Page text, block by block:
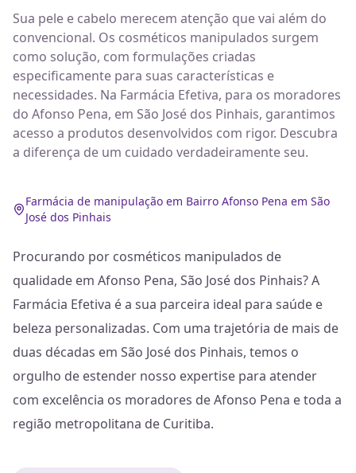
Sua pele e cabelo merecem atenção que vai além do
convencional. Os cosméticos manipulados surgem
como solução, com formulações criadas
especificamente para suas características e
necessidades. Na Farmácia Efetiva, para os moradores
do Afonso Pena, em São José dos Pinhais, garantimos
acesso a produtos desenvolvidos com rigor. Descubra
a diferença de um cuidado verdadeiramente seu.
Farmácia de manipulação em Bairro Afonso Pena em São
José dos Pinhais
Procurando por cosméticos manipulados de
qualidade em Afonso Pena, São José dos Pinhais? A
Farmácia Efetiva é a sua parceira ideal para saúde e
beleza personalizadas. Com uma trajetória de mais de
duas décadas em São José dos Pinhais, temos o
orgulho de estender nosso expertise para atender
com excelência os moradores de Afonso Pena e toda a
região metropolitana de Curitiba.